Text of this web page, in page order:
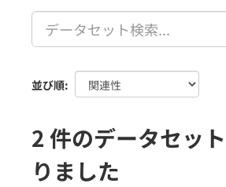
並び順
2 件のデータセッ
りました